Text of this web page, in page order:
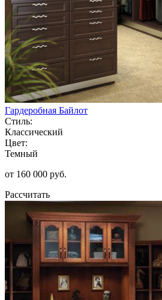
Гардеробная Байлот
Стиль:
Классический
Цвет:
Темный
от 160 000 руб.
Рассчитать